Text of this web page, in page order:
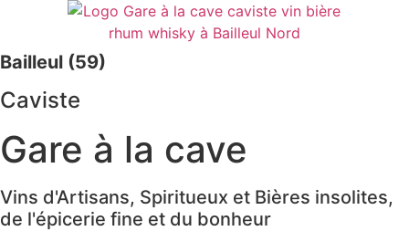
Bailleul (59)
Caviste
Gare à la cave
Vins d'Artisans, Spiritueux et Bières insolites,
de l'épicerie fine et du bonheur